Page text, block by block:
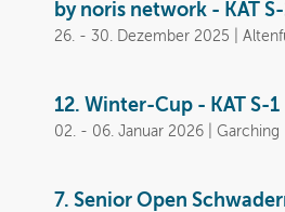
by noris network - KAT
26. - 30. Dezember 2025 |
12. Winter-Cup - KAT S-1
02. - 06. Januar 2026 | Garching
7. Senior Open